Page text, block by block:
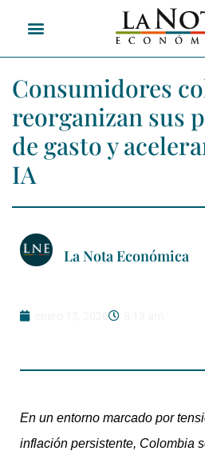
Consumidores
reorganizan sus
de gasto y
IA
La Nota Económica
En un entorno marcado por
inflación persistente, Colombia